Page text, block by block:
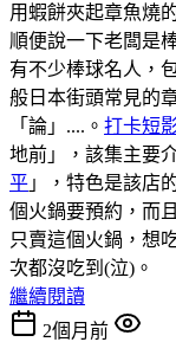
用蝦餅夾起章魚燒
順便說一下老闆是
有不少棒球名人，
般日本街頭常見的
「論」....。 打卡短
地前」，該集主要
平 」，特色是該店
個火鍋要預約，而
只賣這個火鍋，想
次都沒吃到(泣)。
繼續閱讀
2個月前